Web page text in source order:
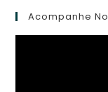
Acompanhe